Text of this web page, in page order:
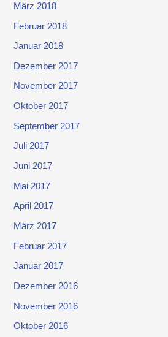
März 2018
Februar 2018
Januar 2018
Dezember 2017
November 2017
Oktober 2017
September 2017
Juli 2017
Juni 2017
Mai 2017
April 2017
März 2017
Februar 2017
Januar 2017
Dezember 2016
November 2016
Oktober 2016